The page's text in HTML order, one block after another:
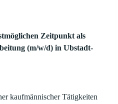
Zeitpunkt als
(m/w/d) in Ubstadt-
kaufmännischer Tätigkeiten